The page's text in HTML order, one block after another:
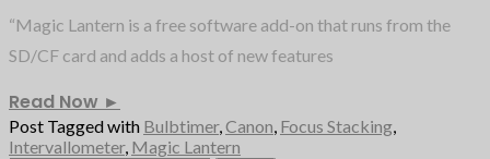
“Magic Lantern is a free software add-on that runs from the
SD/CF card and adds a host of new features
Read Now ►
Post Tagged with Bulbtimer,Canon, Focus Stacking,
Intervallometer, Magic Lantern